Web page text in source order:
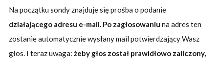
Na początku sondy znajduje się prośba o podanie
działającego adresu e-mail. Po zagłosowaniu na adres ten
zostanie automatycznie wysłany mail potwierdzający Wasz
głos. I teraz uwaga: żeby głos został prawidłowo zaliczony,